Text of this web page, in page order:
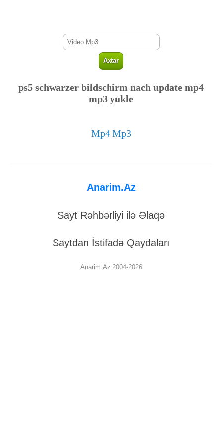
ps5 schwarzer bildschirm nach update mp4
mp3 yukle
Mp4 Mp3
Anarim.Az
Sayt Rəhbərliyi ilə Əlaqə
Saytdan İstifadə Qaydaları
Anarim.Az 2004-2026